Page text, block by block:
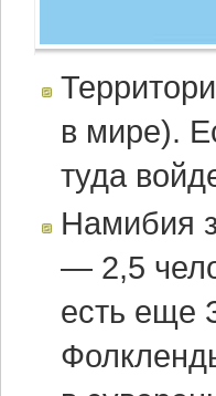
в мире).
туда
Намибия
— 2,5
есть еще